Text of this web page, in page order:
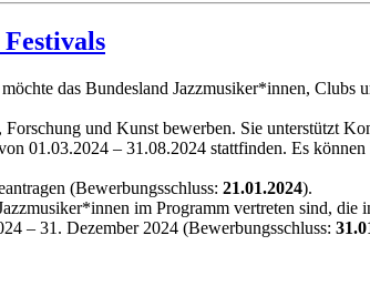
das Bundesland Jazzmusiker*innen, Clubs
und Kunst bewerben. Sie unterstützt
01.03.2024 – 31.08.2024 stattfinden. Es
(Bewerbungsschluss: 21.01.2024).
im Programm vertreten sind, die
– 31. Dezember 2024 (Bewerbungsschluss: